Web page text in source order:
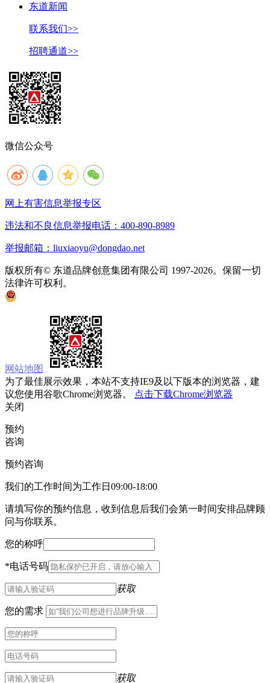
东道新闻
联系我们>>
招聘通道>>
微信公众号
网上有害信息举报专区
违法和不良信息举报电话：400-890-8989
举报邮箱：liuxiaoyu@dongdao.net
版权所有© 东道品牌创意集团有限公司 1997-2026。保留一切
法律许可权利。
网站地图
为了最佳展示效果，本站不支持IE9及以下版本的浏览器，建
议您使用谷歌Chrome浏览器。
点击下载Chrome浏览器
关闭
预约
咨询
预约咨询
我们的工作时间为工作日09:00-18:00
请填写你的预约信息，收到信息后我们会第一时间安排品牌顾
问与你联系。
您的称呼
*电话号码
获取
您的需求
获取